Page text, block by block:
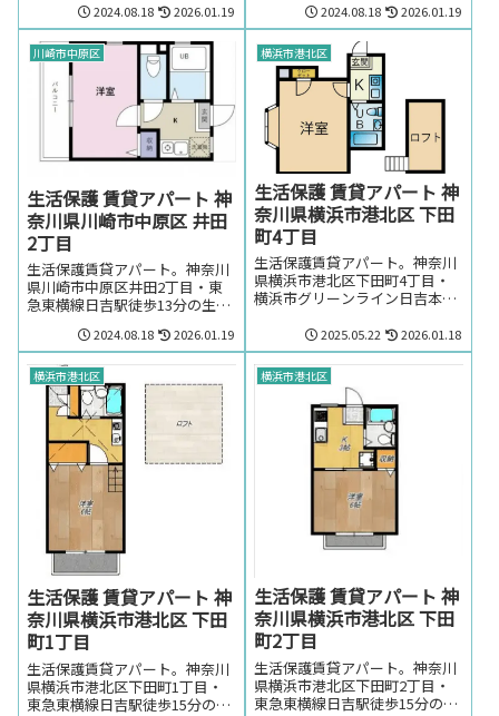
ト。生活保護の方で神奈川県川
崎市中原区井田2丁目・東急東
横線日吉駅周辺のお部屋を探し
の方はお気軽にお問い合わせく
ださい。
2024.08.18 2026.01.19
ト。生活保護の方で神奈川県川
崎市中原区井田2丁目・東急東
横線日吉駅周辺のお部屋を探し
の方はお気軽にお問い合わせく
ださい。
2024.08.18 2026.01.19
川崎市中原区
生活保護 賃貸アパート 神
奈川県川崎市中原区 井田
2丁目
生活保護賃貸アパート。神奈川
県川崎市中原区井田2丁目・東
急東横線日吉駅徒歩13分の生活
ト。生活保護の方で神奈川県川
崎市中原区井田2丁目・東急東
横線日吉駅周辺のお部屋を探し
の方はお気軽にお問い合わせく
ださい。
2024.08.18 2026.01.19
横浜市港北区
生活保護 賃貸アパート 神
奈川県横浜市港北区 下田
町4丁目
生活保護賃貸アパート。神奈川
県横浜市港北区下田町4丁目・
横浜市グリーンライン日吉本町
賃貸可能なアパート。神奈川県
横浜市港北区下田町4丁目・横
浜市グリーンライン日吉本町駅
周辺のお部屋を探しの方はお気
軽にお問い合わせください。
2025.05.22 2026.01.18
横浜市港北区
生活保護 賃貸アパート 神
奈川県横浜市港北区 下田
町1丁目
生活保護賃貸アパート。神奈川
県横浜市港北区下田町1丁目・
東急東横線日吉駅徒歩15分の生
横浜市港北区
生活保護 賃貸アパート 神
奈川県横浜市港北区 下田
町2丁目
生活保護賃貸アパート。神奈川
県横浜市港北区下田町2丁目・
東急東横線日吉駅徒歩15分の生